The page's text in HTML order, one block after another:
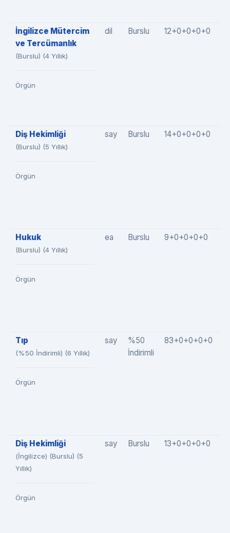
İngilizce Mütercim
ve Tercümanlık
(Burslu) (4 Yıllık)
Örgün
dil Burslu 12+0+0+0+0
Diş Hekimliği
(Burslu) (5 Yıllık)
Örgün
say Burslu 14+0+0+0+0
Hukuk
(Burslu) (4 Yıllık)
Örgün
ea Burslu 9+0+0+0+0
Tıp
(%50 İndirimli) (6 Yıllık)
Örgün
say
%50
İndirimli
83+0+0+0+0
Diş Hekimliği
(İngilizce) (Burslu) (5
Yıllık)
Örgün
say Burslu 13+0+0+0+0